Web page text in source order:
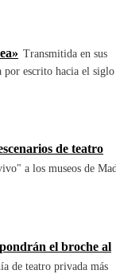
Transmitida en sus
por escrito hacia el
de teatro
a los museos de
el broche al
de teatro privada más